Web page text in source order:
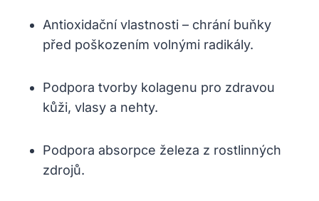
Antioxidační vlastnosti – chrání buňky
před poškozením volnými radikály.
Podpora tvorby kolagenu pro zdravou
kůži, vlasy a nehty.
Podpora absorpce železa z rostlinných
zdrojů.